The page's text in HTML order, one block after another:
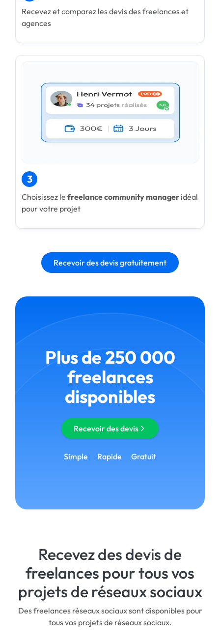
Recevez et comparez les devis des freelances et
agences
3
Choisissez le freelance community manager idéal
pour votre projet
Recevoir des devis gratuitement
Plus de 250 000
freelances
disponibles
Recevoir des devis
Simple Rapide Gratuit
Recevez des devis de
freelances pour tous vos
projets de réseaux sociaux
Des freelances réseaux sociaux sont disponibles pour
tous vos projets de réseaux sociaux.